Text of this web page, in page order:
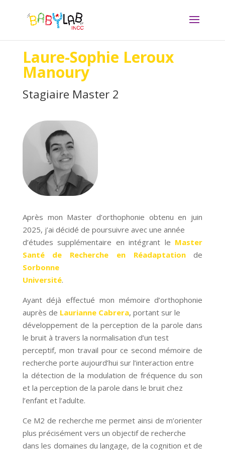
Laure-Sophie Leroux
Manoury
Stagiaire Master 2
Après mon Master d’orthophonie obtenu en juin
2025, j’ai décidé de poursuivre avec une année
d’études supplémentaire en intégrant le Master
Santé de Recherche en Réadaptationde
Sorbonne
Université.
Ayant déjà effectué mon mémoire d’orthophonie
auprès de Laurianne Cabrera, portant sur le
développement de la perception de la parole dans
le bruit à travers la normalisation d’un test
perceptif, mon travail pour ce second mémoire de
recherche porte aujourd’hui sur l’interaction entre
la détection de la modulation de fréquence du son
et la perception de la parole dans le bruit chez
l’enfant et l’adulte.
Ce M2 de recherche me permet ainsi de m’orienter
plus précisément vers un objectif de recherche
dans les domaines du langage, de la cognition et de